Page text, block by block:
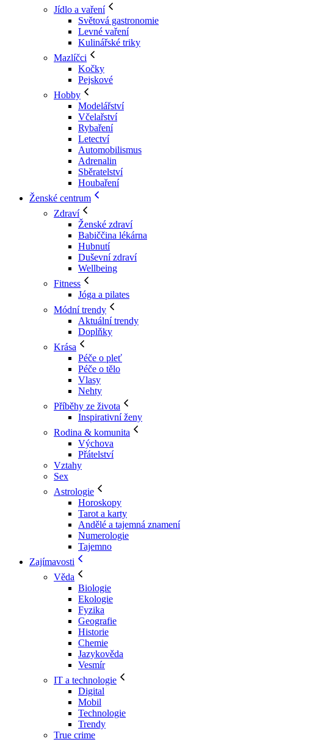
Jídlo a vaření
Světová gastronomie
Levné vaření
Kulinářské triky
Mazlíčci
Kočky
Pejskové
Hobby
Modelářství
Včelařství
Rybaření
Letectví
Automobilismus
Adrenalin
Sběratelství
Houbaření
Ženské centrum
Zdraví
Ženské zdraví
Babiččina lékárna
Hubnutí
Duševní zdraví
Wellbeing
Fitness
Jóga a pilates
Módní trendy
Aktuální trendy
Doplňky
Krása
Péče o pleť
Péče o tělo
Vlasy
Nehty
Příběhy ze života
Inspirativní ženy
Rodina & komunita
Výchova
Přátelství
Vztahy
Sex
Astrologie
Horoskopy
Tarot a karty
Andělé a tajemná znamení
Numerologie
Tajemno
Zajímavosti
Věda
Biologie
Ekologie
Fyzika
Geografie
Historie
Chemie
Jazykověda
Vesmír
IT a technologie
Digital
Mobil
Technologie
Trendy
True crime